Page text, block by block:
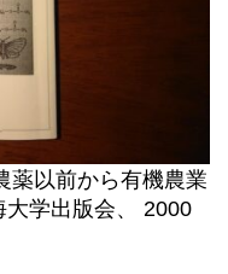
薬以前から有機農業
大学出版会、 2000